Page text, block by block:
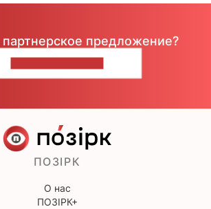
партнерское предложение?
ПОЗІРК
О нас
ПОЗІРК+